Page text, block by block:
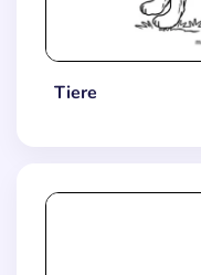
Tiere